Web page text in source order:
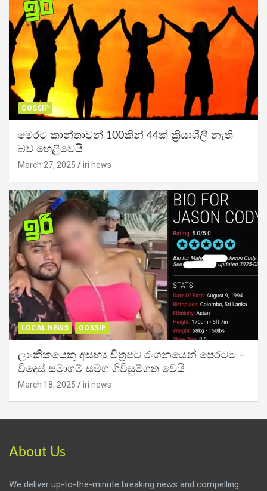
GOSSIP
මෙරට කාන්තාවන් 100කින් 44ක් ක්‍රියාශීලී නැති
බව හෙළිවෙයි
March 27, 2025 iri news
LOCAL NEWS GOSSIP
ලාංකිකයෙකු අසභ්‍ය චිත්‍රපට රංගනයෙන් පෙරටම –
විදෙස් සමාගම් සමග ගිවිසුම්ගත වෙයි
March 18, 2025 iri news
About Us
We deliver up-to-the-minute breaking news and compelling